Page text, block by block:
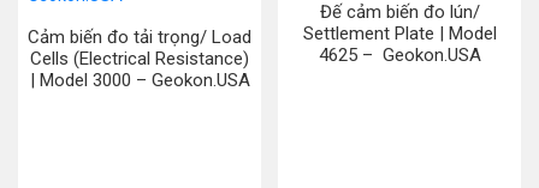
Cảm biến đo tải trọng/ Load
Cells (Electrical Resistance)
| Model 3000 – Geokon.USA
Đế cảm biến đo lún/
Settlement Plate | Model
4625 – Geokon.USA